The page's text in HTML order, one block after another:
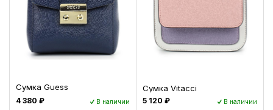
Сумка Guess
4 380 ₽ В наличии
Сумка Vitacci
5 120 ₽ В наличии